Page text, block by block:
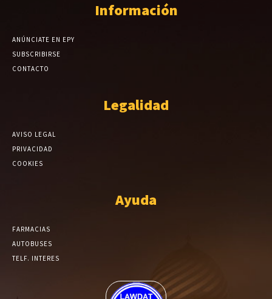
Información
ANÚNCIATE EN EPY
SUBSCRIBIRSE
CONTACTO
Legalidad
AVISO LEGAL
PRIVACIDAD
COOKIES
Ayuda
FARMACIAS
AUTOBUSES
TELF. INTERES